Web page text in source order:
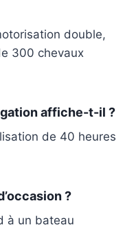
double,
300 chevaux
affiche-t-il ?
de 40 heures
?
à un bateau